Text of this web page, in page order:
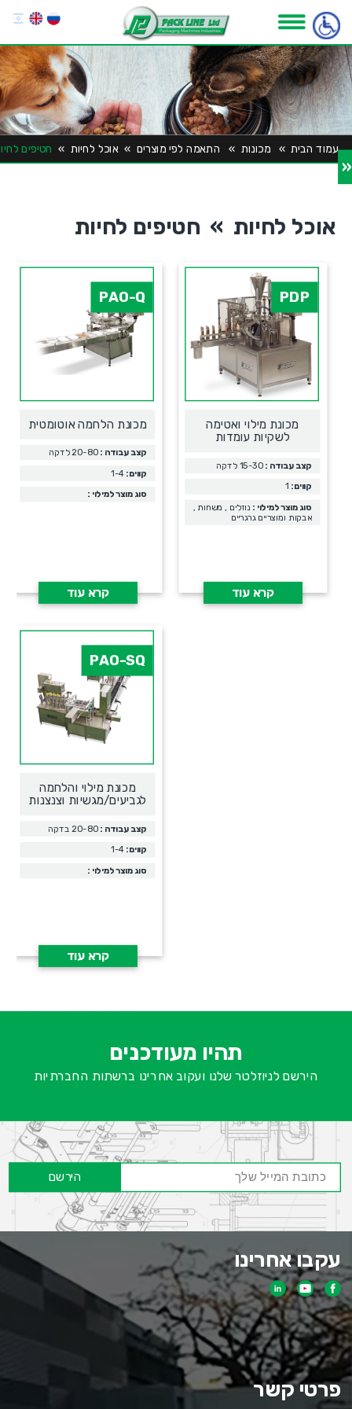
«
עמוד הבית» מכונות » התאמה לפי מוצרים » אוכל לחיות » חטיפים
אוכל לחיות » חטיפים לחיות
PAO-Q
מכונת הלחמה אוטומטית
קצב עבודה : 20-80 לדקה
קווים: 1-4
סוג מוצר למילוי :
קרא עוד
PDP
מכונת מילוי ואטימה
לשקיות עומדות
קצב עבודה : 15-30 לדקה
קווים:
סוג מוצר למילוי : נוזלים , משחות ,
אבקות ומוצריים גרגריים
קרא עוד
PAO-SQ
מכונת מילוי והלחמה
לגביעים/מגשיות וצנצנות
קצב עבודה : 20-80 בדקה
קווים: 1-4
סוג מוצר למילוי :
קרא עוד
תהיו מעודכנים
הירשם לניוזלטר שלנו ועקוב אחרינו ברשתות החברתיות
הירשם
עקבו אחרינו
פרטי קשר